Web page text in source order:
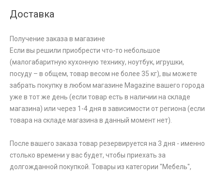
Доставка
Получение заказа в магазине
Если вы решили приобрести что-то небольшое
(малогабаритную кухонную технику, ноутбук, игрушки,
посуду – в общем, товар весом не более 35 кг), вы можете
забрать покупку в любом магазине Magazine вашего города
уже в тот же день (если товар есть в наличии на складе
магазина) или через 1-4 дня в зависимости от региона (если
товара на складе магазина в данный момент нет).
После вашего заказа товар резервируется на 3 дня - именно
столько времени у вас будет, чтобы приехать за
долгожданной покупкой. Товары из категории "Мебель",